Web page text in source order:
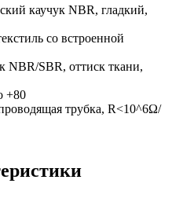
каучук NBR, гладкий,
со встроенной
NBR/SBR, оттиск ткани,
+80
трубка, R<10^6Ω/